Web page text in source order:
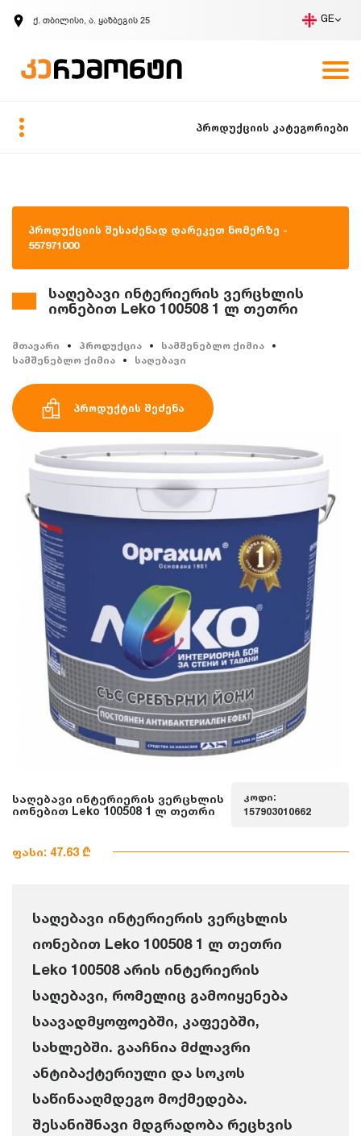
ქ. თბილისი, ა. ყაზბეგის 25 GE
ზარის მოთხოვნა
პროდუქციის კატეგორიები
პროდუქციის შესაძენად დარეკეთ ნომერზე -
557971000
საღებავი ინტერიერის ვერცხლის
იონებით Leko 100508 1 ლ თეთრი
მთავარი პროდუქცია
სამშენებლო ქიმია
სამშენებლო ქიმია
საღებავი
პროდუქტის შეძენა
საღებავი ინტერიერის ვერცხლის
იონებით Leko 100508 1 ლ თეთრი
კოდი:
157903010662
ფასი: 47.63 ₾
საღებავი ინტერიერის ვერცხლის
იონებით Leko 100508 1 ლ თეთრი
Leko 100508 არის ინტერიერის
საღებავი, რომელიც გამოიყენება
საავადმყოფოებში, კაფეებში,
სახლებში. გააჩნია მძლავრი
ანტიბაქტერიული და სოკოს
საწინააღმდეგო მოქმედება.
შესანიშნავი მდგრადობა რეცხვის